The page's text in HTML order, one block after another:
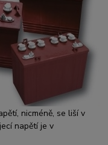
nicméně, se liší v
napětí je v